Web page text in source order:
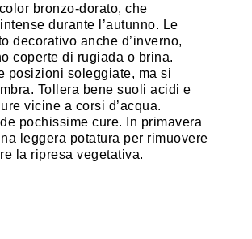
bronzo-dorato, che
durante l’autunno. Le
decorativo anche d’inverno,
coperte di rugiada o brina.
posizioni soleggiate, ma si
Tollera bene suoli acidi e
vicine a corsi d’acqua.
pochissime cure. In primavera
leggera potatura per rimuovere
la ripresa vegetativa.